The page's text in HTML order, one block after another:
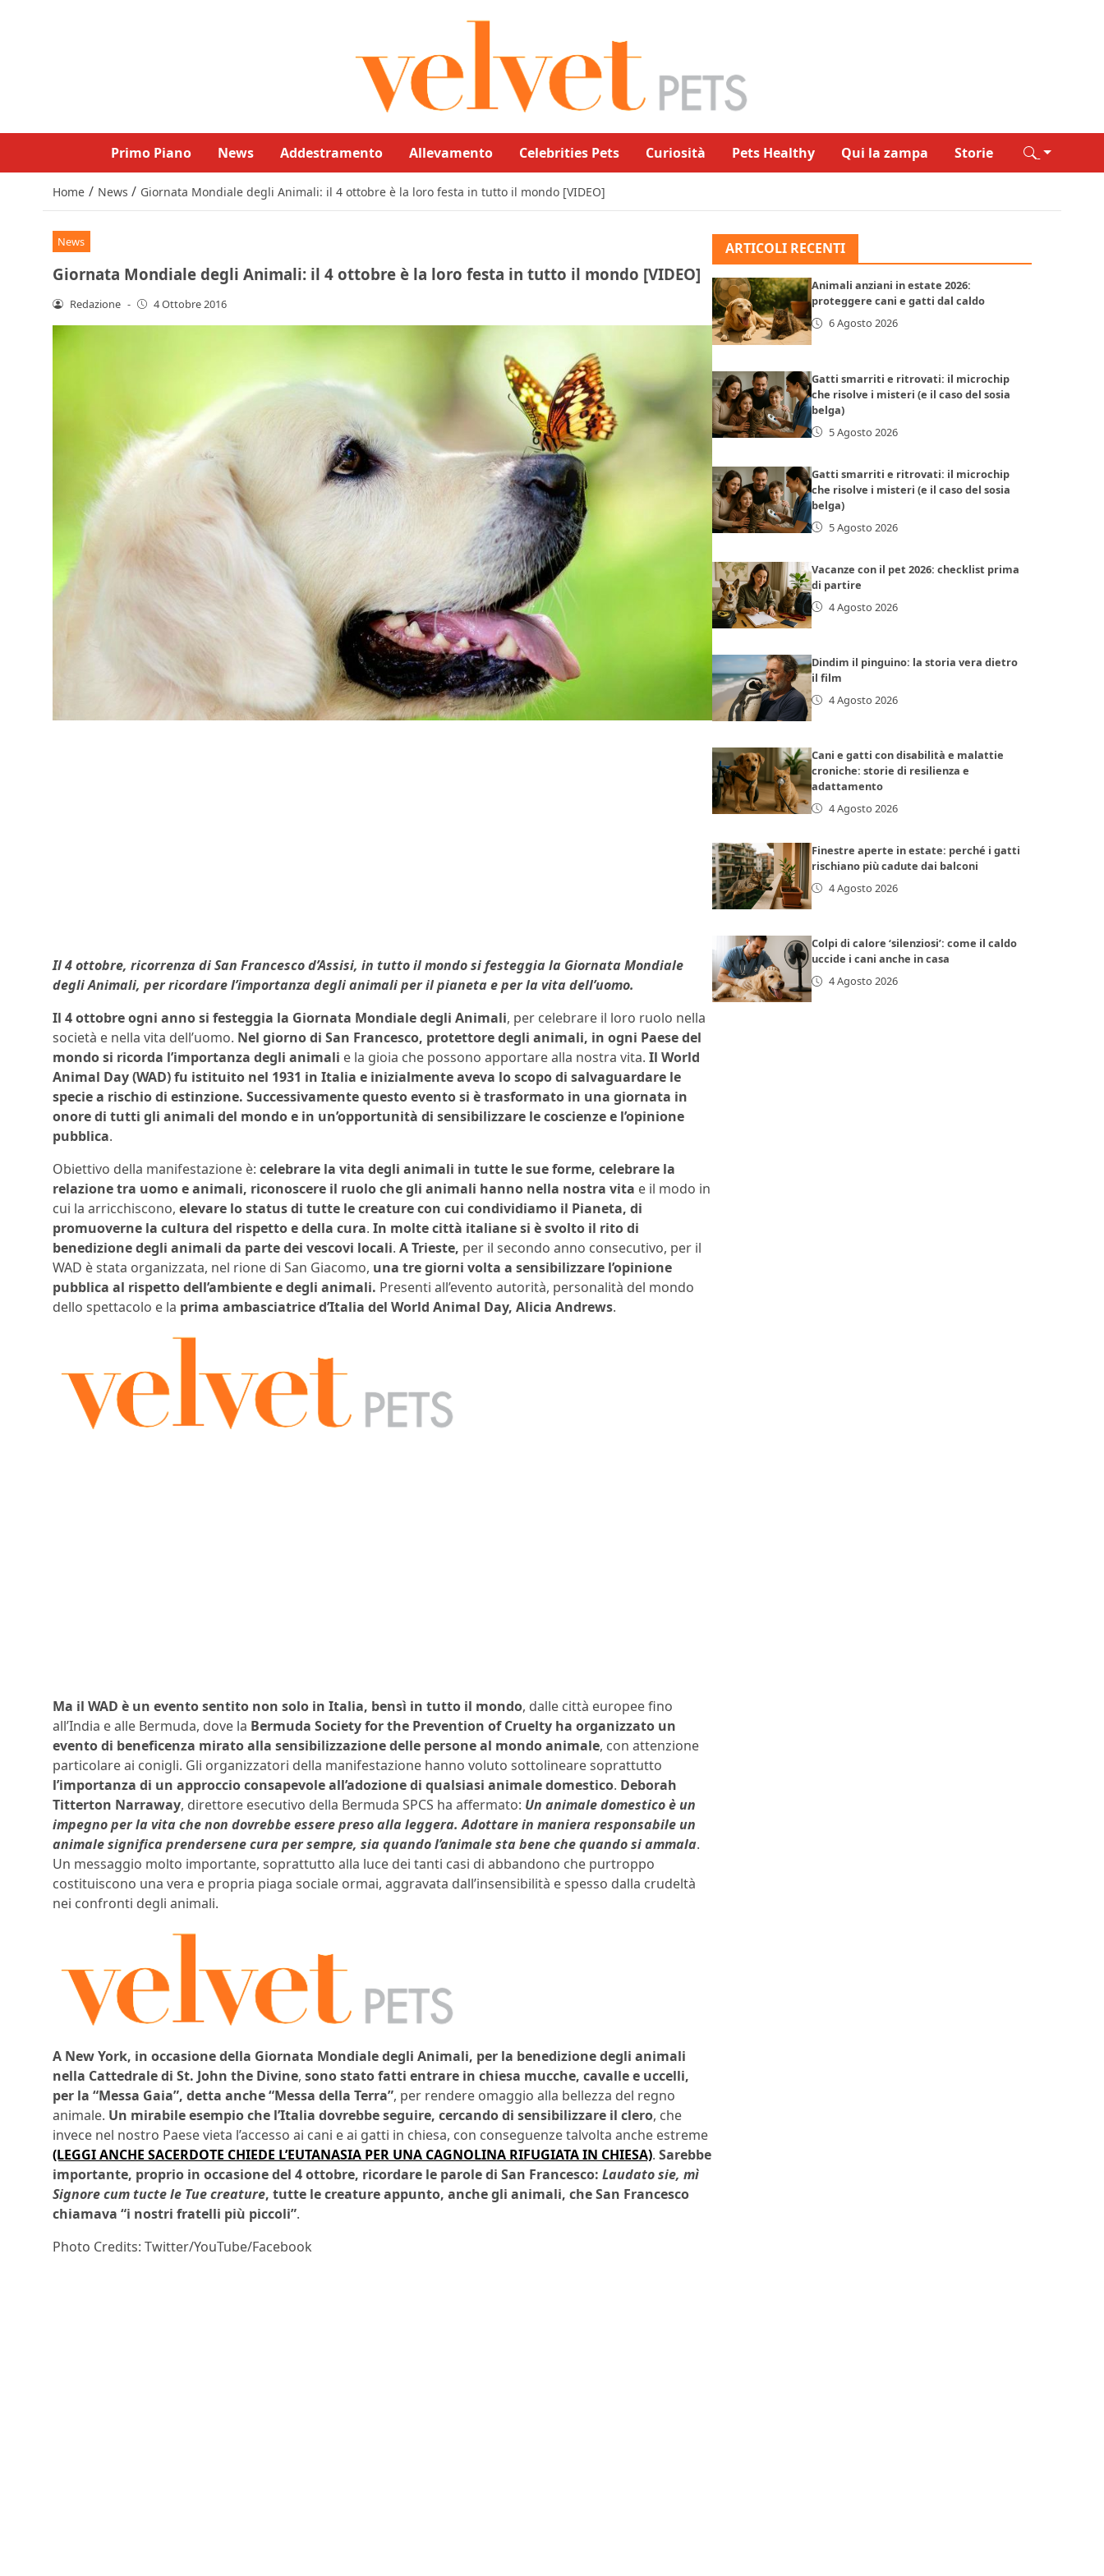
Primo Piano News Addestramento Allevamento Celebrities Pets Curiosità Pets Healthy Qui la zampa Storie
Home / News / Giornata Mondiale degli Animali: il 4 ottobre è la loro festa in tutto il mondo [VIDEO]
News
Giornata Mondiale degli Animali: il 4 ottobre è la loro festa in tutto il mondo [VIDEO]
Redazione - 4 Ottobre 2016
Il 4 ottobre, ricorrenza di San Francesco d’Assisi, in tutto il mondo si festeggia la Giornata Mondiale
degli Animali, per ricordare l’importanza degli animali per il pianeta e per la vita dell’uomo.
Il 4 ottobre ogni anno si festeggia la Giornata Mondiale degli Animali, per celebrare il loro ruolo nella
società e nella vita dell’uomo. Nel giorno di San Francesco, protettore degli animali, in ogni Paese del
mondo si ricorda l’importanza degli animali e la gioia che possono apportare alla nostra vita. Il World
Animal Day (WAD) fu istituito nel 1931 in Italia e inizialmente aveva lo scopo di salvaguardare le
specie a rischio di estinzione. Successivamente questo evento si è trasformato in una giornata in
onore di tutti gli animali del mondo e in un’opportunità di sensibilizzare le coscienze e l’opinione
pubblica.
Obiettivo della manifestazione è: celebrare la vita degli animali in tutte le sue forme, celebrare la
relazione tra uomo e animali, riconoscere il ruolo che gli animali hanno nella nostra vita e il modo in
cui la arricchiscono, elevare lo status di tutte le creature con cui condividiamo il Pianeta, di
promuoverne la cultura del rispetto e della cura. In molte città italiane si è svolto il rito di
benedizione degli animali da parte dei vescovi locali. A Trieste, per il secondo anno consecutivo, per il
WAD è stata organizzata, nel rione di San Giacomo, una tre giorni volta a sensibilizzare l’opinione
pubblica al rispetto dell’ambiente e degli animali. Presenti all’evento autorità, personalità del mondo
dello spettacolo e la prima ambasciatrice d’Italia del World Animal Day, Alicia Andrews.
Ma il WAD è un evento sentito non solo in Italia, bensì in tutto il mondo, dalle città europee fino
all’India e alle Bermuda, dove la Bermuda Society for the Prevention of Cruelty ha organizzato un
evento di beneficenza mirato alla sensibilizzazione delle persone al mondo animale, con attenzione
particolare ai conigli. Gli organizzatori della manifestazione hanno voluto sottolineare soprattutto
l’importanza di un approccio consapevole all’adozione di qualsiasi animale domestico. Deborah
Titterton Narraway, direttore esecutivo della Bermuda SPCS ha affermato: Un animale domestico è un
impegno per la vita che non dovrebbe essere preso alla leggera. Adottare in maniera responsabile un
animale significa prendersene cura per sempre, sia quando l’animale sta bene che quando si ammala.
Un messaggio molto importante, soprattutto alla luce dei tanti casi di abbandono che purtroppo
costituiscono una vera e propria piaga sociale ormai, aggravata dall’insensibilità e spesso dalla crudeltà
nei confronti degli animali.
A New York, in occasione della Giornata Mondiale degli Animali, per la benedizione degli animali
nella Cattedrale di St. John the Divine, sono stato fatti entrare in chiesa mucche, cavalle e uccelli,
per la “Messa Gaia”, detta anche “Messa della Terra”, per rendere omaggio alla bellezza del regno
animale. Un mirabile esempio che l’Italia dovrebbe seguire, cercando di sensibilizzare il clero, che
invece nel nostro Paese vieta l’accesso ai cani e ai gatti in chiesa, con conseguenze talvolta anche estreme
(LEGGI ANCHE SACERDOTE CHIEDE L’EUTANASIA PER UNA CAGNOLINA RIFUGIATA IN CHIESA). Sarebbe
importante, proprio in occasione del 4 ottobre, ricordare le parole di San Francesco: Laudato sie, mì
Signore cum tucte le Tue creature, tutte le creature appunto, anche gli animali, che San Francesco
chiamava “i nostri fratelli più piccoli”.
Photo Credits: Twitter/YouTube/Facebook
ARTICOLI RECENTI
Animali anziani in estate 2026:
proteggere cani e gatti dal caldo
6 Agosto 2026
Gatti smarriti e ritrovati: il microchip
che risolve i misteri (e il caso del sosia
belga)
5 Agosto 2026
Gatti smarriti e ritrovati: il microchip
che risolve i misteri (e il caso del sosia
belga)
5 Agosto 2026
Vacanze con il pet 2026: checklist prima
di partire
4 Agosto 2026
Dindim il pinguino: la storia vera dietro
il film
4 Agosto 2026
Cani e gatti con disabilità e malattie
croniche: storie di resilienza e
adattamento
4 Agosto 2026
Finestre aperte in estate: perché i gatti
rischiano più cadute dai balconi
4 Agosto 2026
Colpi di calore ‘silenziosi’: come il caldo
uccide i cani anche in casa
4 Agosto 2026